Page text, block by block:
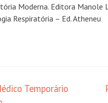
Moderna. Editora Manole
Respiratória – Ed. Atheneu
Temporário